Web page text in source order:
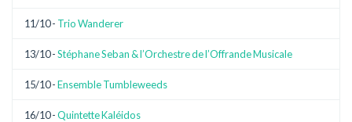
11/10 - Trio Wanderer
13/10 -Stéphane Seban & l’Orchestre de l’Offrande Musicale
15/10 -Ensemble Tumbleweeds
16/10 -Quintette Kaléidos